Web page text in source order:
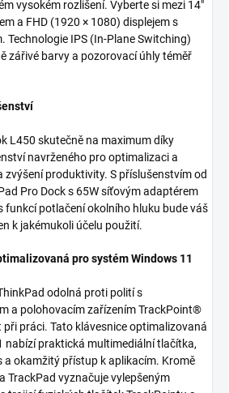
vysokém rozlišení. Vyberte si mezi 14"
a FHD (1920 × 1080) displejem s
Technologie IPS (In-Plane Switching)
zářivé barvy a pozorovací úhly téměř
L450 skutečně na maximum díky
navrženého pro optimalizaci a
zvýšení produktivity. S příslušenstvím od
Pro Dock s 65W síťovým adaptérem
funkcí potlačení okolního hluku bude váš
k jakémukoli účelu použití.
pro systém Windows 11
odolná proti polití s
a polohovacím zařízením TrackPoint®
práci. Tato klávesnice optimalizovaná
nabízí praktická multimediální tlačítka,
a okamžitý přístup k aplikacím. Kromě
TrackPad vyznačuje vylepšeným